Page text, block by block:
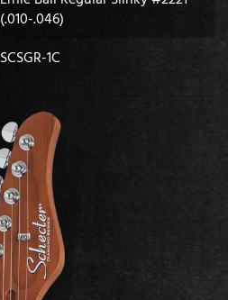
(.010-.046)
SCSGR-1C